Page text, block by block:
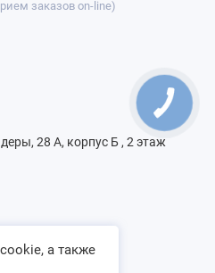
заказов on-line)
28 А, корпус Б , 2 этаж
а также